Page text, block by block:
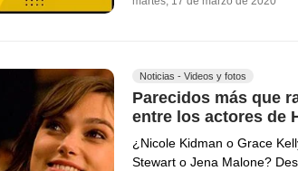
Noticias - Videos y fotos
Parecidos más que
entre los actores de
¿Nicole Kidman o Grace
Stewart o Jena Malone?